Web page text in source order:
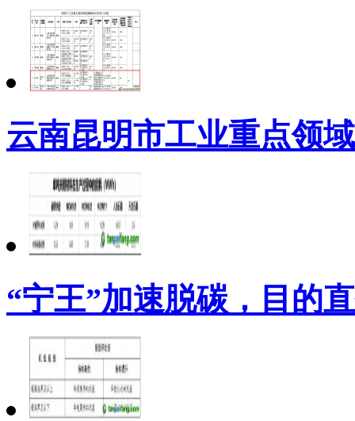
云南昆明市工业重点领
“宁王”加速脱碳，目的